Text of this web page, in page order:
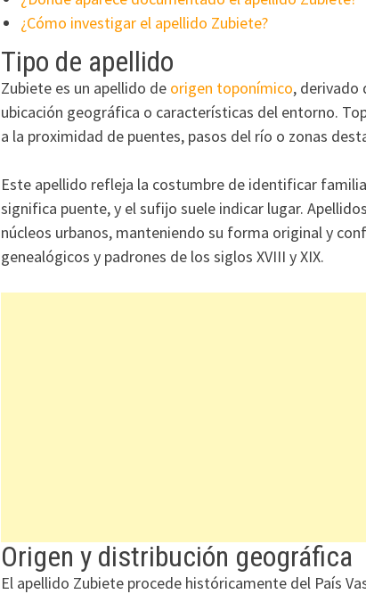
¿Cómo investigar el apellido Zubiete?
Tipo de apellido
Zubiete es un apellido de origen toponímico, derivado
ubicación geográfica o características del entorno.
a la proximidad de puentes, pasos del río o zonas
Este apellido refleja la costumbre de identificar
significa puente, y el sufijo suele indicar lugar.
núcleos urbanos, manteniendo su forma original y
genealógicos y padrones de los siglos XVIII y XIX.
Origen y distribución geográfica
El apellido Zubiete procede históricamente del País